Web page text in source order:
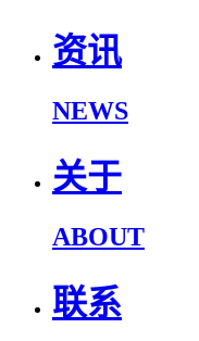
资讯
NEWS
关于
ABOUT
联系